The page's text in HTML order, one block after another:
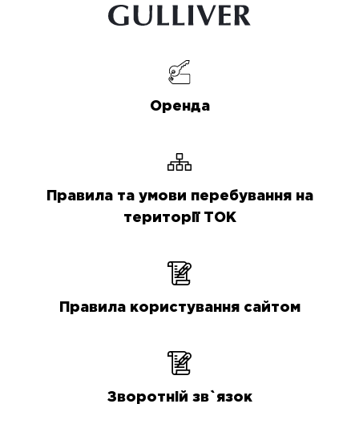
Оренда
Правила та умови перебування на
території ТОК
Правила користування сайтом
Зворотній зв`язок